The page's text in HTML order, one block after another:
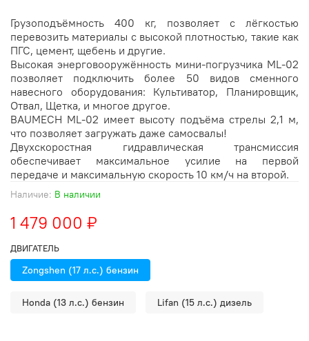
Наличие: В наличии
1 479 000 ₽
ДВИГАТЕЛЬ
Zongshen (17 л.с.) бензин
Honda (13 л.с.) бензин Lifan (15 л.с.) дизель
Грузоподъёмность 400 кг, позволяет с лёгкостью
перевозить материалы с высокой плотностью, такие как
ПГС, цемент, щебень и другие.
Высокая энерговооружённость мини-погрузчика ML-02
позволяет подключить более 50 видов сменного
навесного оборудования: Культиватор, Планировщик,
Отвал, Щетка, и многое другое.
BAUMECH ML-02 имеет высоту подъёма стрелы 2,1 м,
что позволяет загружать даже самосвалы!
Двухскоростная гидравлическая трансмиссия
обеспечивает максимальное усилие на первой
передаче и максимальную скорость 10 км/ч на второй.